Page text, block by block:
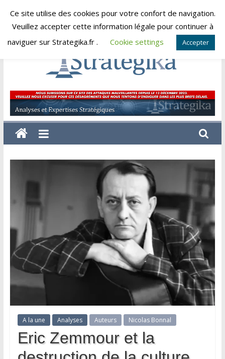
Skip
samedi, août 8, 2026
Strategika
Expertise
et
Analyses
A la une Analyses Auteurs Nicolas Bonnal
Eric Zemmour et la
Ce site utilise des cookies pour votre confort de navigation.
Veuillez accepter cette information légale pour continuer à
naviguer sur Strategika.fr .
Cookie settings Accepter